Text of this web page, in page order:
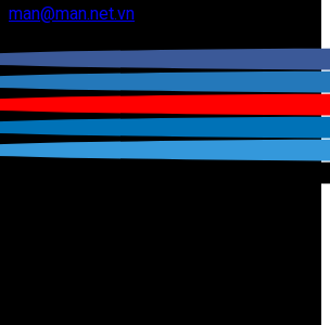
man@man.net.vn